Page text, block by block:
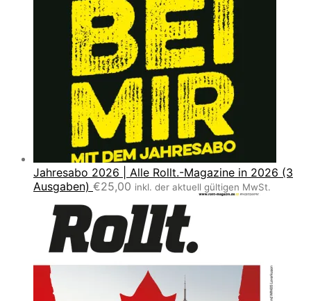
Jahresabo 2026 | Alle Rollt.-Magazine in 2026 (3
Ausgaben) €25,00 inkl. der aktuell gültigen MwSt.